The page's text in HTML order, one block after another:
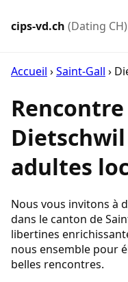
cips-vd.ch (Dating CH)
Accueil ›Saint-Gall ›
adultes
Nous vous invitons à
dans le canton de
libertines
nous ensemble pour
belles rencontres.